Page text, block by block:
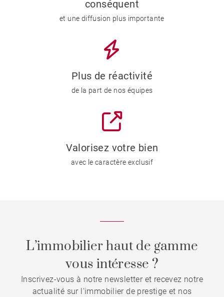
conséquent
et une diffusion plus importante
Plus de réactivité
de la part de nos équipes
Valorisez votre bien
avec le caractère exclusif
L’immobilier haut de gamme
vous intéresse ?
Inscrivez-vous à notre newsletter et recevez notre
actualité sur l'immobilier de prestige et nos